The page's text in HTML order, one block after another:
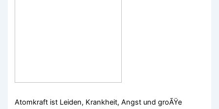
Atomkraft ist Leiden, Krankheit, Angst und groÃŸe